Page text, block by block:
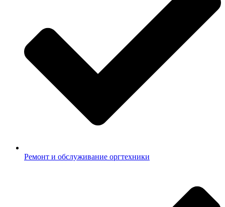
Ремонт и обслуживание оргтехники